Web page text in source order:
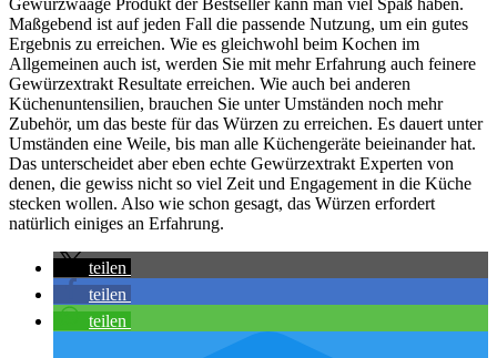
Maßgebend ist auf jeden Fall die passende Nutzung, um ein gutes
Ergebnis zu erreichen. Wie es gleichwohl beim Kochen im
Allgemeinen auch ist, werden Sie mit mehr Erfahrung auch feinere
Gewürzextrakt Resultate erreichen. Wie auch bei anderen
Küchenuntensilien, brauchen Sie unter Umständen noch mehr
Zubehör, um das beste für das Würzen zu erreichen. Es dauert unter
Umständen eine Weile, bis man alle Küchengeräte beieinander hat.
Das unterscheidet aber eben echte Gewürzextrakt Experten von
denen, die gewiss nicht so viel Zeit und Engagement in die Küche
stecken wollen. Also wie schon gesagt, das Würzen erfordert
natürlich einiges an Erfahrung.
teilen
teilen
teilen